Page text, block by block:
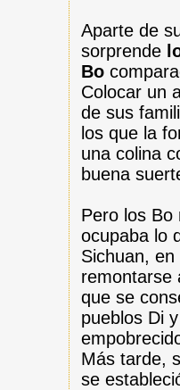
Aparte de
sorprende
Bo
Colocar un
de sus
los que la
una colina
buena
Pero los
ocupaba lo
Sichuan,
que se
pueblos Di
Más tarde,
se